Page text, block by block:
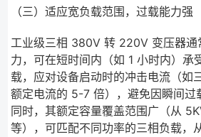
（三）适应宽负载范围，过载能力强
工业级三相 380V 转 220V 变压器通
力，可在短时间内（如 1 小时内）承
载，应对设备启动时的冲击电流（如
额定电流的 5-7 倍），避免因瞬间过
同时，其额定容量覆盖范围广（从
等），可匹配不同功率的三相负载，